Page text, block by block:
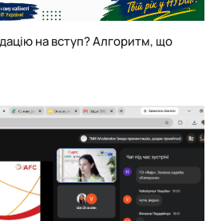
на вступ? Алгоритм, що